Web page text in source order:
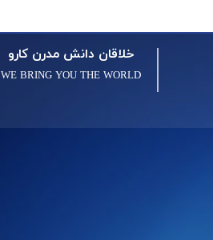
خلاقان دانش مدرن کارو
WE BRING YOU THE WORLD